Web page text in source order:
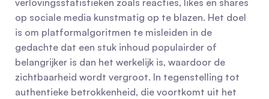
verlovingsstatistieken zoals reacties, likes en shares
op sociale media kunstmatig op te blazen. Het doel
is om platformalgoritmen te misleiden in de
gedachte dat een stuk inhoud populairder of
belangrijker is dan het werkelijk is, waardoor de
zichtbaarheid wordt vergroot. In tegenstelling tot
authentieke betrokkenheid, die voortkomt uit het